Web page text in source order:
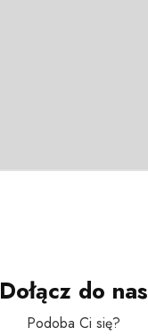
Dołącz do nas
Podoba Ci się?